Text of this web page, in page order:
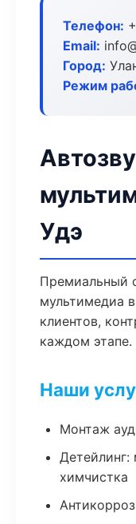
Телефон:
Email:
Город:
Режим
Удэ
Премиальный
мультимедиа
клиентов,
каждом этапе.
Наши
Монтаж
Детейлинг:
химчистка